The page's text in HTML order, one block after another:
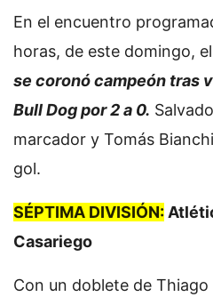
En el encuentro
horas, de este domingo,
se coronó campeón tras
Bull Dog por 2 a 0.
marcador y Tomás
gol.
SÉPTIMA DIVISIÓN:
Casariego
Con un doblete de